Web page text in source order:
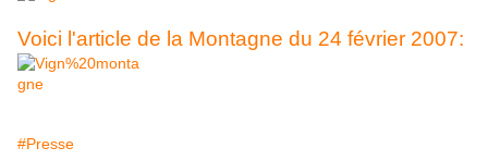
Voici l'article de la Montagne du 24 février 2007:
#Presse